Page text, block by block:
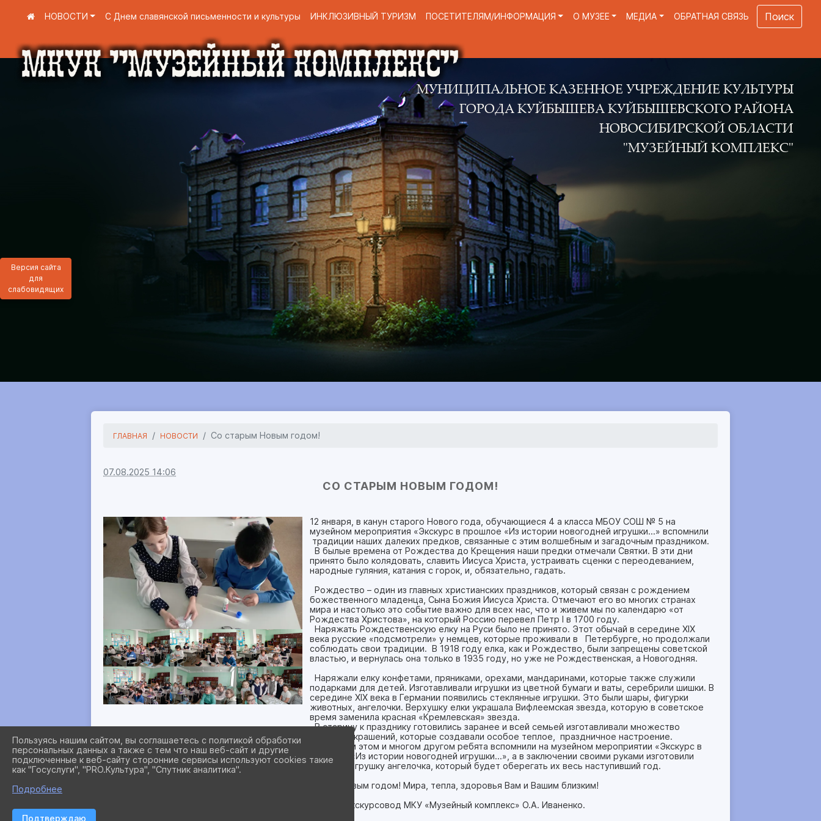
Версия сайта
для
слабовидящих
НОВОСТИ С Днем славянской письменности и культуры ИНКЛЮЗИВНЫЙ ТУРИЗМ ПОСЕТИТЕЛЯМ/ИНФОРМАЦИЯ О МУЗЕЕ МЕДИА ОБРАТНАЯ СВЯЗЬ Поиск
МУНИЦИПАЛЬНОЕ КАЗЕННОЕ УЧРЕЖДЕНИЕ КУЛЬТУРЫ
ГОРОДА КУЙБЫШЕВА КУЙБЫШЕВСКОГО РАЙОНА
НОВОСИБИРСКОЙ ОБЛАСТИ
"МУЗЕЙНЫЙ КОМПЛЕКС"
ГЛАВНАЯ НОВОСТИ Со старым Новым годом!
07.08.2025 14:06
СО СТАРЫМ НОВЫМ ГОДОМ!
12 января, в канун старого Нового года, обучающиеся 4 а класса МБОУ СОШ № 5 на
музейном мероприятия «Экскурс в прошлое «Из истории новогодней игрушки…» вспомнили
традиции наших далеких предков, связанные с этим волшебным и загадочным праздником.
В былые времена от Рождества до Крещения наши предки отмечали Святки. В эти дни
принято было колядовать, славить Иисуса Христа, устраивать сценки с переодеванием,
народные гуляния, катания с горок, и, обязательно, гадать.
Рождество – один из главных христианских праздников, который связан с рождением
божественного младенца, Сына Божия Иисуса Христа. Отмечают его во многих странах
мира и настолько это событие важно для всех нас, что и живем мы по календарю «от
Рождества Христова», на который Россию перевел Петр I в 1700 году.
Наряжать Рождественскую елку на Руси было не принято. Этот обычай в середине XIX
века русские «подсмотрели» у немцев, которые проживали в Петербурге, но продолжали
соблюдать свои традиции. В 1918 году елка, как и Рождество, были запрещены советской
властью, и вернулась она только в 1935 году, но уже не Рождественская, а Новогодняя.
Наряжали елку конфетами, пряниками, орехами, мандаринами, которые также служили
подарками для детей. Изготавливали игрушки из цветной бумаги и ваты, серебрили шишки. В
середине XIX века в Германии появились стеклянные игрушки. Это были шары, фигурки
животных, ангелочки. Верхушку елки украшала Вифлеемская звезда, которую в советское
время заменила красная «Кремлевская» звезда.
В старину к празднику готовились заранее и всей семьей изготавливали множество
елочных украшений, которые создавали особое теплое, праздничное настроение.
Обо всем этом и многом другом ребята вспомнили на музейном мероприятии «Экскурс в
прошлое «Из истории новогодней игрушки…», а в заключении своими руками изготовили
елочную игрушку ангелочка, который будет оберегать их весь наступивший год.
Всех с Новым годом! Мира, тепла, здоровья Вам и Вашим близким!
Лектор-экскурсовод МКУ «Музейный комплекс» О.А. Иваненко.
Пользуясь нашим сайтом, вы соглашаетесь с политикой обработки
персональных данных а также с тем что наш веб-сайт и другие
подключенные к веб-сайту сторонние сервисы используют cookies такие
как "Госуслуги", "PRO.Культура", "Спутник аналитика".
Подробнее
Подтверждаю